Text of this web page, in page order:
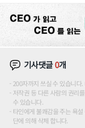
기사댓글0개
200자까지 쓰실 수 있습니
저작권 등 다른 사람의 권리
수 있습니다.
타인에게 불쾌감을 주는 욕
단에 의해 삭제 합니다.